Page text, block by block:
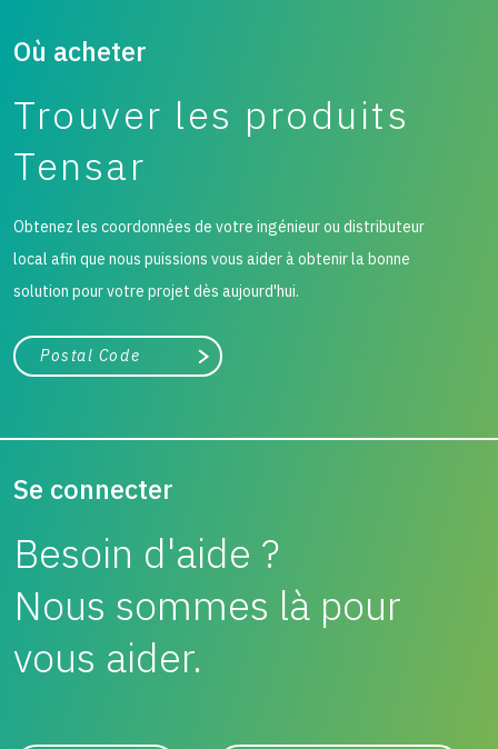
Où acheter
Trouver les produits
Tensar
Obtenez les coordonnées de votre ingénieur ou distributeur
local afin que nous puissions vous aider à obtenir la bonne
solution pour votre projet dès aujourd'hui.
Ville, état ou code postal
Chercher
Se connecter
Besoin d'aide ?
Nous sommes là pour
vous aider.